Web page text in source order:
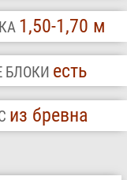
1,50-1,70 м
БЛОКИ есть
из бревна